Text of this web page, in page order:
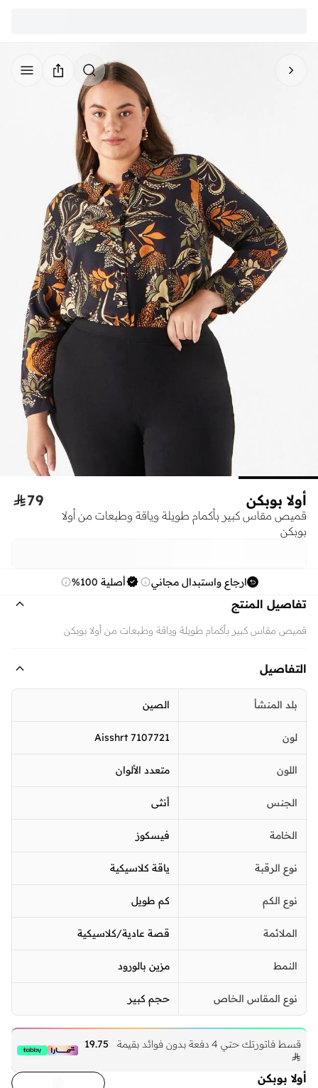
أولا بوبكن
قميص مقاس كبير بأكمام طويلة وياقة وطبعات من أولا
بوبكن
79
ارجاع واستبدال مجاني أصلية 100%
تفاصيل المنتج
قميص مقاس كبير بأكمام طويلة وياقة وطبعات من أولا بوبكن
التفاصيل
بلد المنشأ الصين
لون 7107721 Aisshrt
اللون متعدد الألوان
الجنس أنثى
الخامة فيسكوز
نوع الرقبة ياقة كلاسيكية
نوع الكم كم طويل
الملائمة قصة عادية/كلاسيكية
النمط مزين بالورود
نوع المقاس الخاص حجم كبير
قسط فاتورتك حتي 4 دفعة بدون فوائد بقيمة
19.75

أولا بوبكن